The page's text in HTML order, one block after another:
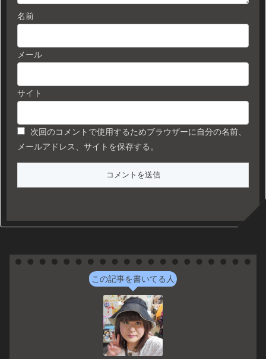
名前
メール
サイト
次回のコメントで使用するためブラウザーに自分の名前、
メールアドレス、サイトを保存する。
この記事を書いてる人